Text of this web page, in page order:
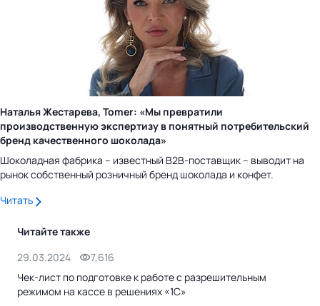
Наталья Жестарева, Tomer: «Мы превратили
производственную экспертизу в понятный потребительский
бренд качественного шоколада»
Шоколадная фабрика – известный B2B-поставщик – выводит на
рынок собственный розничный бренд шоколада и конфет.
Читать
Читайте также
29.03.2024
7,616
Чек-лист по подготовке к работе с разрешительным
режимом на кассе в решениях «1С»